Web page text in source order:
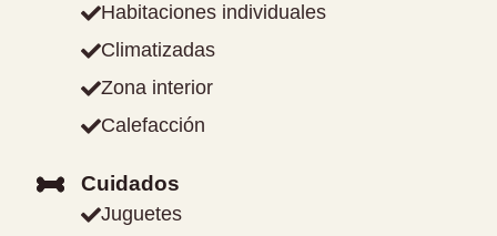
Habitaciones individuales
Climatizadas
Zona interior
Calefacción
Cuidados
Juguetes